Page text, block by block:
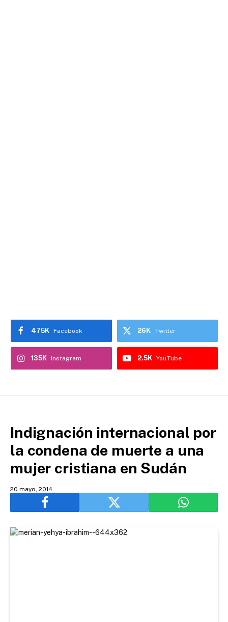
Facebook
475K Twitter
26K
Instagram
135K YouTube
2.5K
Indignación internacional por
la condena de muerte a una
mujer cristiana en Sudán
20 mayo, 2014